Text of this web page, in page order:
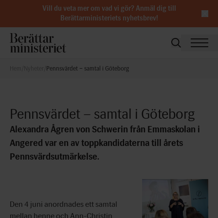
Vill du veta mer om vad vi gör? Anmäl dig till
Berättarministeriets nyhetsbrev!
Pennsvärdet – samtal i Göteborg
Pennsvärdet – samtal i Göteborg
Alexandra Ågren von Schwerin från Emmaskolan i
Angered var en av toppkandidaterna till årets
Pennsvärdsutmärkelse.
Den 4 juni anordnades ett samtal
mellan henne och Ann-Christin